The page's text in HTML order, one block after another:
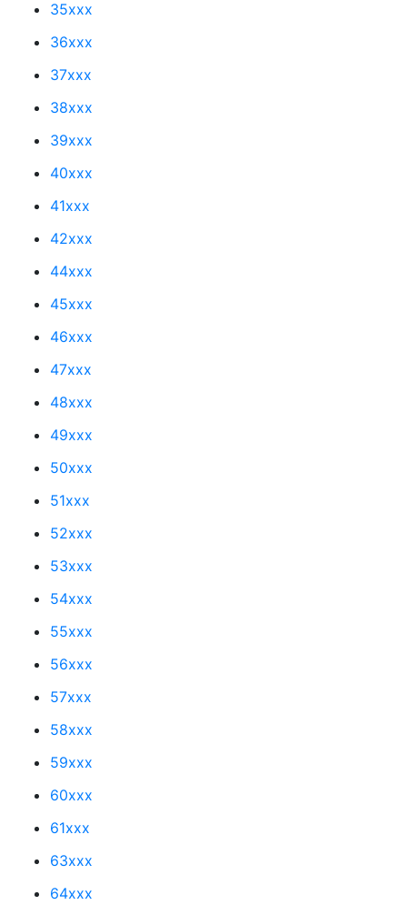
35xxx
36xxx
37xxx
38xxx
39xxx
40xxx
41xxx
42xxx
44xxx
45xxx
46xxx
47xxx
48xxx
49xxx
50xxx
51xxx
52xxx
53xxx
54xxx
55xxx
56xxx
57xxx
58xxx
59xxx
60xxx
61xxx
63xxx
64xxx